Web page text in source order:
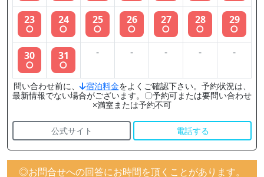
23
○
24
○
25
○
26
○
27
○
28
○
29
○
30
○
31
○
- - - - -
問い合わせ前に、 宿泊料金をよくご確認下さい。予約状況は、
最新情報でない場合がございます。〇予約可または要問い合わせ
×満室または予約不可
公式サイト 電話する
◎お問合せへの回答にお時間を頂くことがあります。